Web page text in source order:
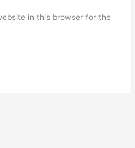
in this browser for the